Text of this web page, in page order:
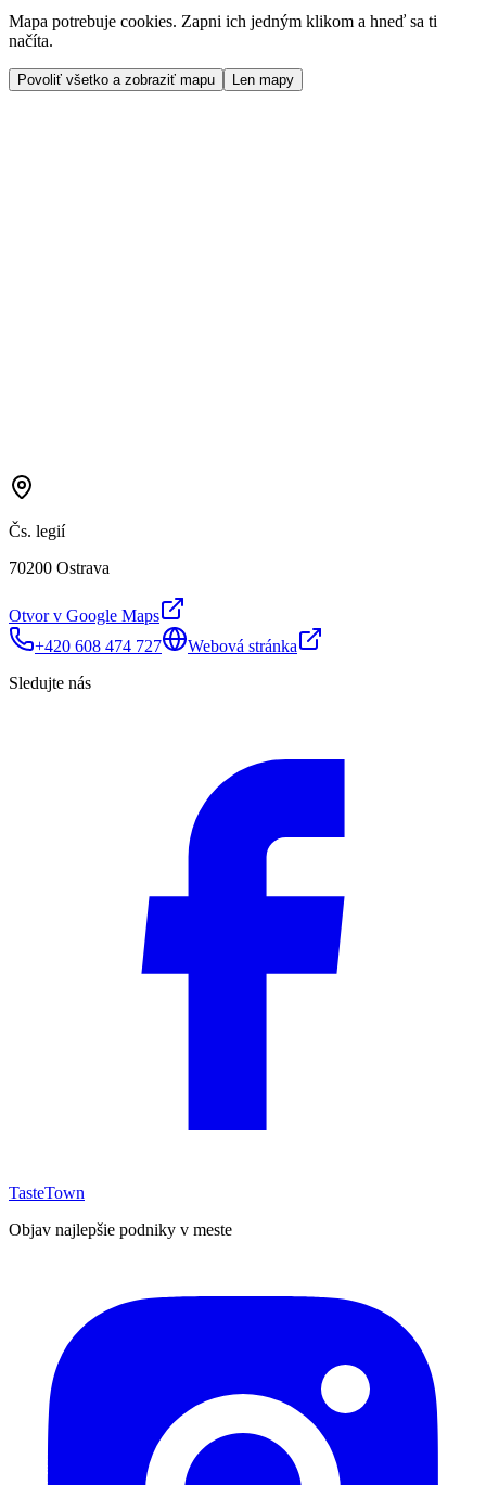
Mapa potrebuje cookies. Zapni ich jedným klikom a hneď sa ti
načíta.
Povoliť všetko a zobraziť mapu Len mapy
Čs. legií
70200 Ostrava
Otvor v Google Maps
+420 608 474 727
Webová stránka
Sledujte nás
TasteTown
Objav najlepšie podniky v meste